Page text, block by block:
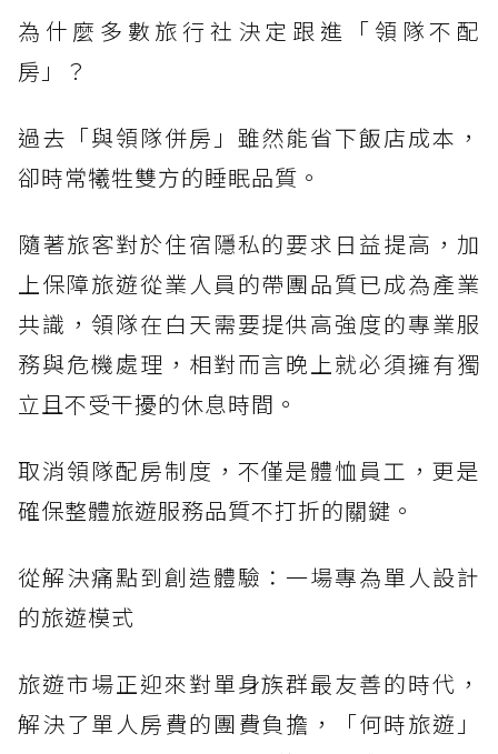
為什麼多數旅行社決定跟進「領隊不配
房」？
過去「與領隊併房」雖然能省下飯店成本，
卻時常犧牲雙方的睡眠品質。
隨著旅客對於住宿隱私的要求日益提高，加
上保障旅遊從業人員的帶團品質已成為產業
共識，領隊在白天需要提供高強度的專業服
務與危機處理，相對而言晚上就必須擁有獨
立且不受干擾的休息時間。
取消領隊配房制度，不僅是體恤員工，更是
確保整體旅遊服務品質不打折的關鍵。
從解決痛點到創造體驗：一場專為單人設計
的旅遊模式
旅遊市場正迎來對單身族群最友善的時代，
解決了單人房費的團費負擔，「何時旅遊」